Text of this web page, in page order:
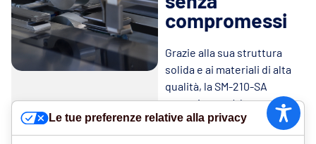
compromessi
Grazie alla sua struttura
solida e ai materiali di alta
qualità, la SM-210-SA
garantisce un’elevata
affidabilità operativa
anche in ambienti di
Le tue preferenze relative alla privacy